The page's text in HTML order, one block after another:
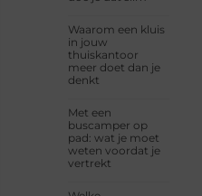
Waarom een kluis
in jouw
thuiskantoor
meer doet dan je
denkt
Met een
buscamper op
pad: wat je moet
weten voordat je
vertrekt